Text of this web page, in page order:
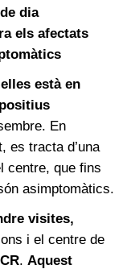
dia
els afectats
està en
En
es tracta d’una
centre, que fins
asimptomàtics.
visites,
i el centre de
. Aquest